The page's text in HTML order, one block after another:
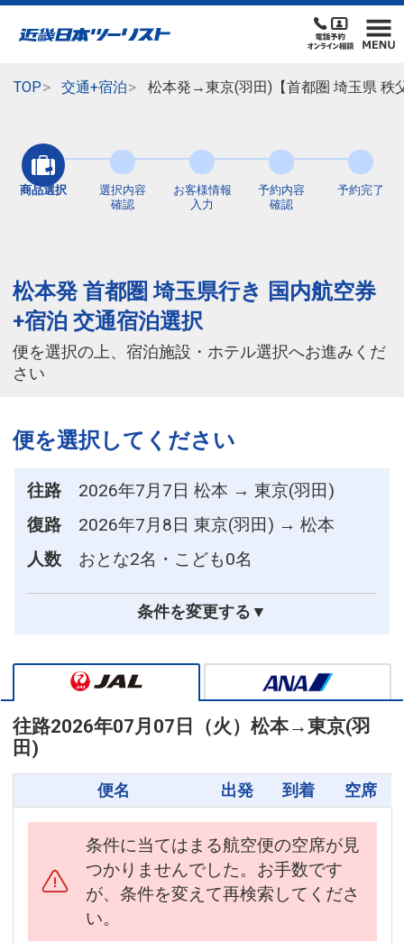
TOP 交通+宿泊 松本発→東京(羽田)【首都圏 埼玉県 秩
商品選択
選択内容
確認
お客様情報
入力
予約内容
確認
予約完了
松本発 首都圏 埼玉県行き 国内航空券
+宿泊 交通宿泊選択
便を選択の上、宿泊施設・ホテル選択へお進みくだ
さい
便を選択してください
往路
2026年7月7日 松本 → 東京(羽田)
復路
2026年7月8日 東京(羽田) → 松本
人数
おとな2名・こども0名
条件を変更する▼
往路2026年07月07日（火） 松本→東京(羽
田)
便名 出発 到着 空席
条件に当てはまる航空便の空席が見
つかりませんでした。お手数です
が、条件を変えて再検索してくださ
い。